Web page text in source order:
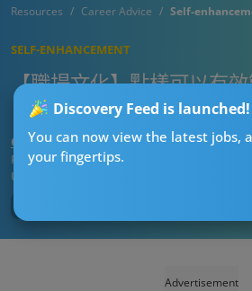
Discovery Feed is launched!
You can now view the latest jobs,
your fingertips.
Resources Career Advice Self-
SELF-ENHANCEMENT
【職場文化】點樣可以有
己好多嘅下屬？
CTgoodjobs’ Editor
Published:2025-10-03 13:15
Updated:
Advertisement